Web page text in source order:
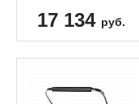
17 134 руб.